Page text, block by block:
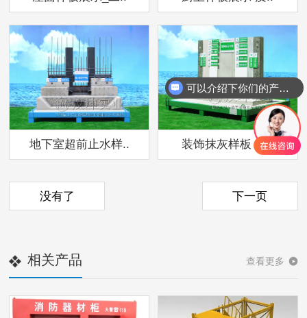
地下室超前止水样.. 装饰抹灰样板 质..
没有了 下一页
查看更多
相关产品
可以介绍下你们的产品么